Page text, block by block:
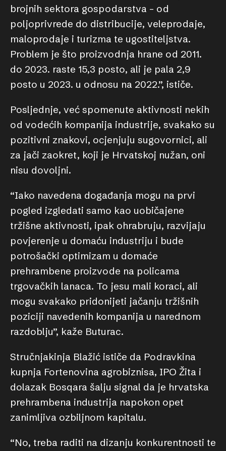
brojnih sektora gospodarstva – od
poljoprivrede do distribucije, veleprodaje,
maloprodaje i turizma te ugostiteljstva.
Problem je što proizvodnja hrane od 2011.
do 2023. raste 15,3 posto, ali je pala 2,9
posto u 2023. u odnosu na 2022.”, ističe.
Posljednje, već spomenute aktivnosti nekih
od vodećih kompanija industrije, svakako su
pozitivni znakovi, ocjenjuju sugovornici, ali
za jači zaokret, koji je Hrvatskoj nužan, oni
nisu dovoljni.
“Iako navedena događanja mogu na prvi
pogled izgledati samo kao uobičajene
tržišne aktivnosti, ipak ohrabruju, razvijaju
povjerenje u domaću industriju i bude
potrošački optimizam u domaće
prehrambene proizvode na policama
trgovačkih lanaca. To jesu mali koraci, ali
mogu svakako pridonijeti jačanju tržišnih
poziciji navedenih kompanija u narednom
razdoblju”, kaže Buturac.
Stručnjakinja Blažić ističe da Podravkina
kupnja Fortenovina agrobiznisa, IPO Žita i
dolazak Bosqara šalju signal da je hrvatska
prehrambena industrija napokon opet
zanimljiva ozbiljnom kapitalu.
“No, treba raditi na dizanju konkurentnosti te